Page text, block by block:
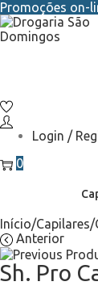
Promoções on-
Login /
0
Início/Capilares/
Anterior
Sh. Pro